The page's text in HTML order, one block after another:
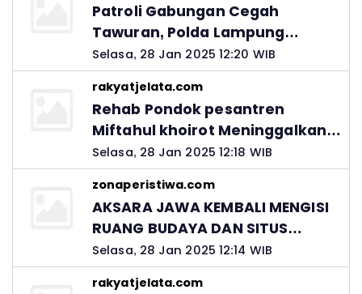
Patroli Gabungan Cegah
Tawuran, Polda Lampung
Ingatkan Peran Orang Tua
Selasa, 28 Jan 2025 12:20 WIB
rakyatjelata.com
Rehab Pondok pesantren
Miftahul khoirot Meninggalkan
Hutang Ke Material, Mantan
Kadis PUPR Harus Bertanggung
Jawab
Selasa, 28 Jan 2025 12:18 WIB
zonaperistiwa.com
AKSARA JAWA KEMBALI MENGISI
RUANG BUDAYA DAN SITUS
LELUHUR NUSANTARA
Selasa, 28 Jan 2025 12:14 WIB
rakyatjelata.com